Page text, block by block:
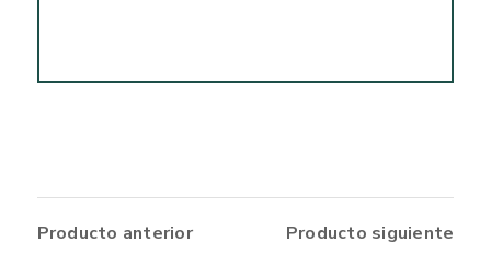
Producto anterior Producto siguiente